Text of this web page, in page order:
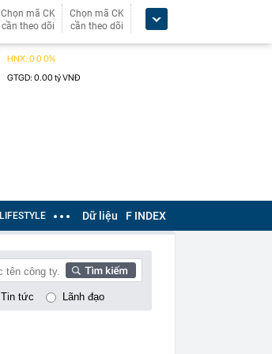
Chọn mã CK
cần theo dõi
Chọn mã CK
cần theo dõi
LIFESTYLE Dữ liệu F INDEX
Tin tức Lãnh đạo